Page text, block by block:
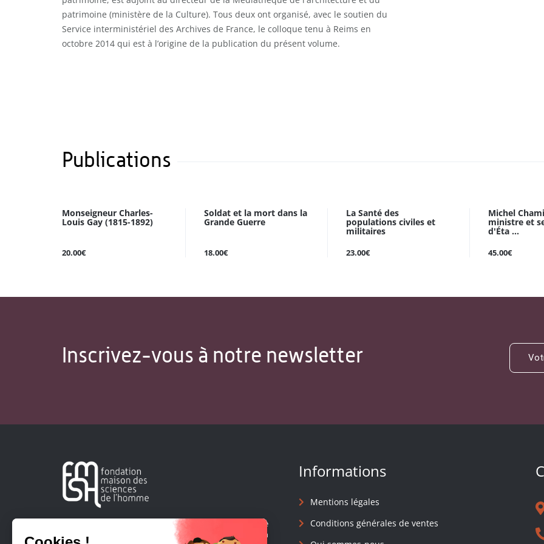
patrimoine (ministère de la Culture). Tous deux ont organisé, avec le soutien du
Service interministériel des Archives de France, le colloque tenu à Reims en
octobre 2014 qui est à l’origine de la publication du présent volume.
Publications
Monseigneur Charles-
Louis Gay (1815-1892)
20.00€
Soldat et la mort dans la
Grande Guerre
18.00€
La Santé des
populations civiles et
militaires
23.00€
Michel
ministre et
d'Éta ...
45.00€
Inscrivez-vous à notre newsletter
Créée en 1963, la Fondation Maison Sciences de l'Homme
soutient la recherche et la diffusion des connaissances en
Informations
Mentions légales
Conditions générales de ventes